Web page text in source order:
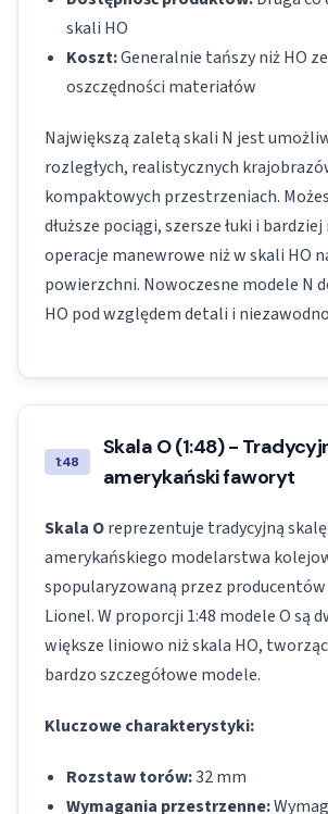
skali HO
Koszt:Generalnie tańszy niż HO
oszczędności materiałów
Największą zaletą skali N jest
rozległych, realistycznych
kompaktowych przestrzeniach.
dłuższe pociągi, szersze łuki i
operacje manewrowe niż w skali HO
powierzchni. Nowoczesne modele N
HO pod względem detali i
1:48
Skala O (1:48) -
amerykański faworyt
Skala Oreprezentuje tradycyjną skalę
amerykańskiego modelarstwa
spopularyzowaną przez
Lionel. W proporcji 1:48 modele O są
większe liniowo niż skala HO,
bardzo szczegółowe modele.
Kluczowe charakterystyki:
Rozstaw torów:32 mm
Wymagania przestrzenne: